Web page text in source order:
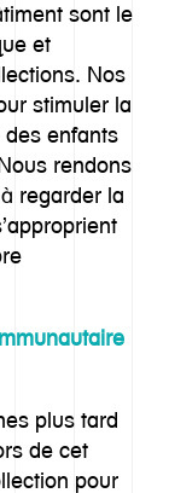
sont le
et
Nos
stimuler la
enfants
rendons
regarder la
plus tard
de cet
pour